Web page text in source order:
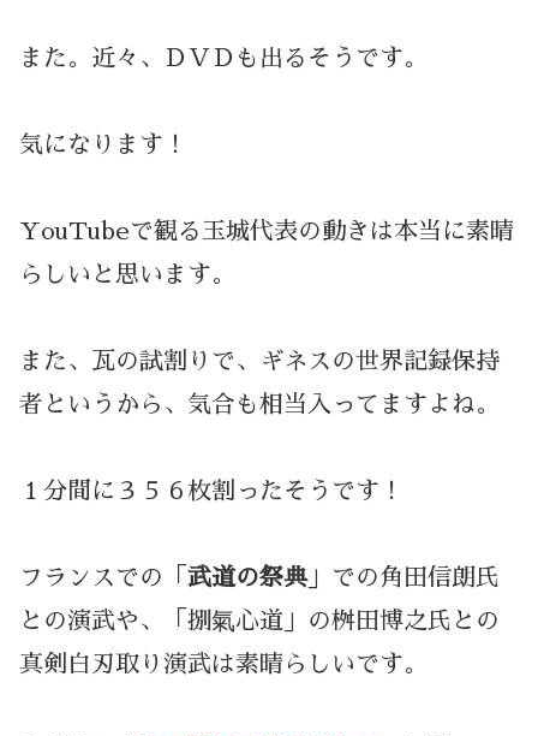
また。近々、ＤＶＤも出るそうです。
気になります！
YouTubeで観る玉城代表の動きは本当に素晴
らしいと思います。
また、瓦の試割りで、ギネスの世界記録保持
者というから、気合も相当入ってますよね。
１分間に３５６枚割ったそうです！
フランスでの「 武道の祭典」での角田信朗氏
との演武や、「捌氣心道」の桝田博之氏との
真剣白刃取り演武は素晴らしいです。